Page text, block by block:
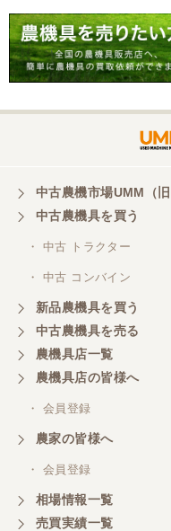
中古農機市場UMM（旧
中古農機具を買う
・ 中古 トラクター
・ 中古 コンバイン
新品農機具を買う
中古農機具を売る
農機具店一覧
農機具店の皆様へ
・ 会員登録
農家の皆様へ
・ 会員登録
相場情報一覧
売買実績一覧